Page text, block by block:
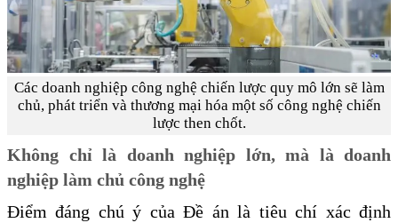
Các doanh nghiệp công nghệ chiến lược quy mô lớn sẽ làm
chủ, phát triển và thương mại hóa một số công nghệ chiến
lược then chốt.
Không chỉ là doanh nghiệp lớn, mà là doanh
nghiệp làm chủ công nghệ
Điểm đáng chú ý của Đề án là tiêu chí xác định